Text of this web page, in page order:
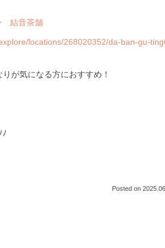
結音茶舗
locations/268020352/da-ban-gu-
が気になる方におすすめ！
Posted on